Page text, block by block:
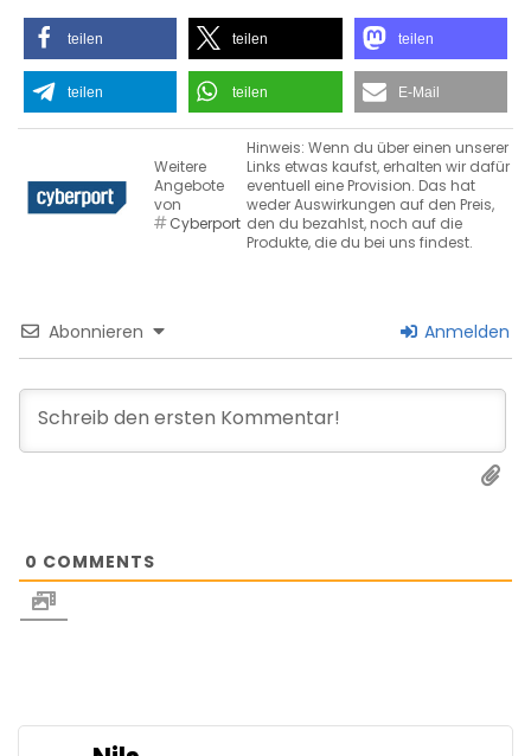
teilen teilen teilen
teilen teilen E-Mail
Weitere
Angebote
von
Cyberport
Hinweis: Wenn du über einen unserer
Links etwas kaufst, erhalten wir dafür
eventuell eine Provision. Das hat
weder Auswirkungen auf den Preis,
den du bezahlst, noch auf die
Produkte, die du bei uns findest.
Abonnieren Anmelden
0 COMMENTS